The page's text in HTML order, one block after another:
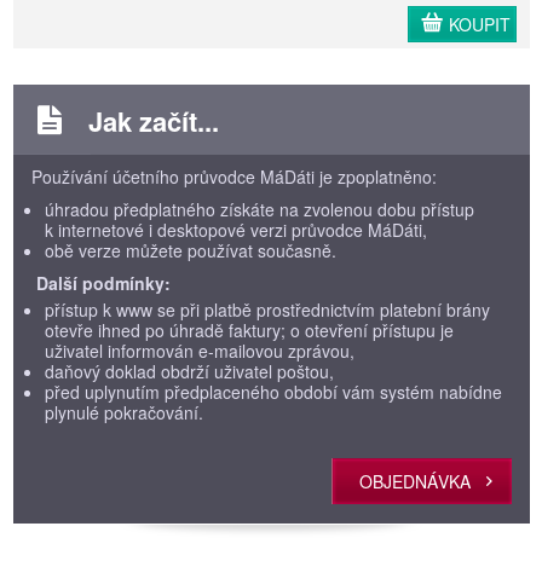
KOUPIT
Jak začít...
Používání účetního průvodce MáDáti je zpoplatněno:
úhradou předplatného získáte na zvolenou dobu přístup
k internetové i desktopové verzi průvodce MáDáti,
obě verze můžete používat současně.
Další podmínky:
přístup k www se při platbě prostřednictvím platební brány
otevře ihned po úhradě faktury; o otevření přístupu je
uživatel informován e-mailovou zprávou,
daňový doklad obdrží uživatel poštou,
před uplynutím předplaceného období vám systém nabídne
plynulé pokračování.
OBJEDNÁVKA